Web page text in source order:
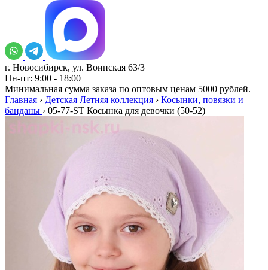
г. Новосибирск, ул. Воинская 63/3
Пн-пт: 9:00 - 18:00
Минимальная сумма заказа по оптовым ценам 5000 рублей.
Главная › Детская Летняя коллекция › Косынки, повязки и
банданы › 05-77-ST Косынка для девочки (50-52)